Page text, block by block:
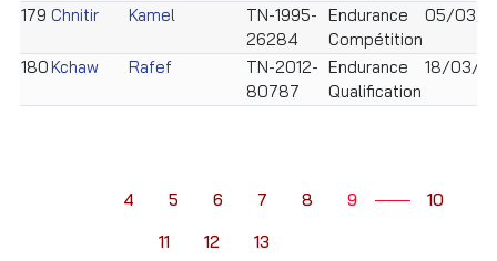
179 Chnitir Kamel
TN-1995-
26284
Endurance
Compétition
05/03/
180Kchaw Rafef
TN-2012-
80787
Endurance
Qualification
18/03/
4 5 6 7 8 9
10
11
12 13